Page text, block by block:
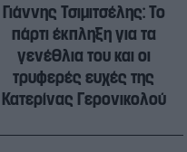
Γιάννης Τσιμιτσέλης: Το
πάρτι έκπληξη για τα
γενέθλια του και οι
τρυφερές ευχές της
Κατερίνας Γερονικολού